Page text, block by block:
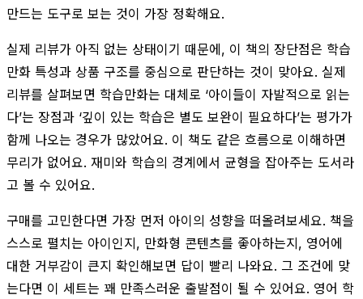
만드는 도구로 보는 것이 가장 정확해요.
실제 리뷰가 아직 없는 상태이기 때문에, 이 책의 장단점은 학습
만화 특성과 상품 구조를 중심으로 판단하는 것이 맞아요. 실제
리뷰를 살펴보면 학습만화는 대체로 ‘아이들이 자발적으로 읽는
다’는 장점과 ‘깊이 있는 학습은 별도 보완이 필요하다’는 평가가
함께 나오는 경우가 많았어요. 이 책도 같은 흐름으로 이해하면
무리가 없어요. 재미와 학습의 경계에서 균형을 잡아주는 도서라
고 볼 수 있어요.
구매를 고민한다면 가장 먼저 아이의 성향을 떠올려보세요. 책을
스스로 펼치는 아이인지, 만화형 콘텐츠를 좋아하는지, 영어에
대한 거부감이 큰지 확인해보면 답이 빨리 나와요. 그 조건에 맞
는다면 이 세트는 꽤 만족스러운 출발점이 될 수 있어요. 영어 학